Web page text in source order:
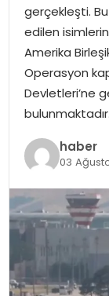
TEKNOLOJI
EĞITIM
GENEL
gerçekleşti.
edilen isimlerin
Amerika
Operasyon
Devletleri’ne
haber
03